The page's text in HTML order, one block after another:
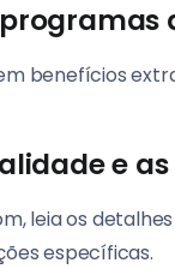
benefícios
e
leia os
específicas.